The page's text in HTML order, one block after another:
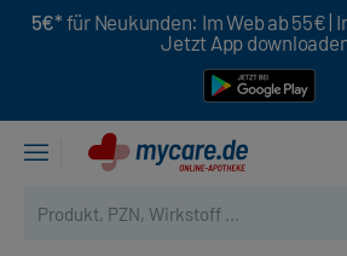
5€* für Neukunden: Im Web ab 55€ |
Jetzt App